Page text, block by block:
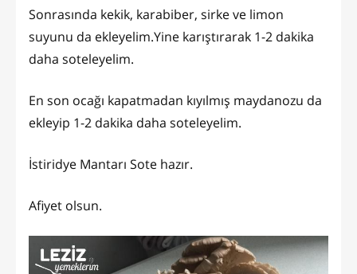
Sonrasında kekik, karabiber, sirke ve limon
suyunu da ekleyelim.Yine karıştırarak 1-2 dakika
daha soteleyelim.
En son ocağı kapatmadan kıyılmış maydanozu da
ekleyip 1-2 dakika daha soteleyelim.
İstiridye Mantarı Sote hazır.
Afiyet olsun.